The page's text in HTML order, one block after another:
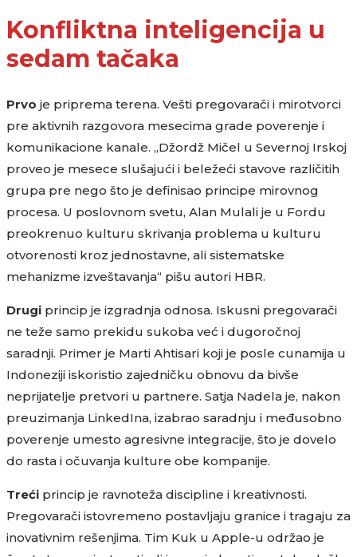
Konfliktna inteligencija u
sedam tačaka
Prvo je priprema terena. Vešti pregovarači i mirotvorci
pre aktivnih razgovora mesecima grade poverenje i
komunikacione kanale. „Džordž Mičel u Severnoj Irskoj
proveo je mesece slušajući i beležeći stavove različitih
grupa pre nego što je definisao principe mirovnog
procesa. U poslovnom svetu, Alan Mulali je u Fordu
preokrenuo kulturu skrivanja problema u kulturu
otvorenosti kroz jednostavne, ali sistematske
mehanizme izveštavanja“ pišu autori HBR.
Drugi princip je izgradnja odnosa. Iskusni pregovarači
ne teže samo prekidu sukoba već i dugoročnoj
saradnji. Primer je Marti Ahtisari koji je posle cunamija u
Indoneziji iskoristio zajedničku obnovu da bivše
neprijatelje pretvori u partnere. Satja Nadela je, nakon
preuzimanja LinkedIna, izabrao saradnju i međusobno
poverenje umesto agresivne integracije, što je dovelo
do rasta i očuvanja kulture obe kompanije.
Treći princip je ravnoteža discipline i kreativnosti.
Pregovarači istovremeno postavljaju granice i tragaju za
inovativnim rešenjima. Tim Kuk u Apple-u održao je